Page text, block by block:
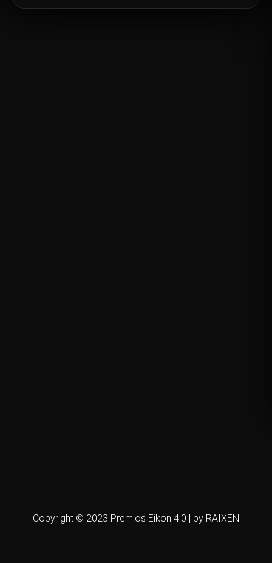
Copyright © 2023 Premios Eikon 4.0 | by RAIXEN